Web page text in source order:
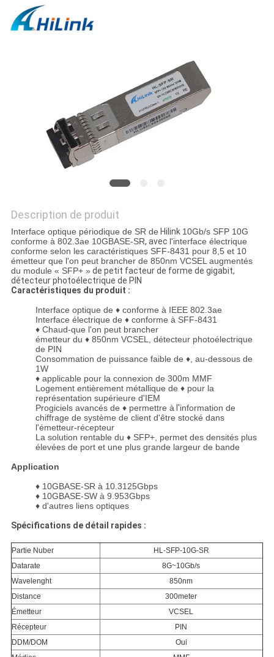
NOUS
AFFAIRES
UN DEVIS
PLAN
DU
SITE
POLITIQUE
CONFIDENTIALITÉ
Description de produit
Interface optique périodique de SR de Hilink 10Gb/s SFP 10G
conforme à 802.3ae 10GBASE-SR, avec l'interface électrique
conforme selon les caractéristiques SFF-8431 pour 8,5 et 10
émetteur que l'on peut brancher de 850nm VCSEL augmentés
du module « SFP+ »de petit facteur de forme de gigabit,
détecteur photoélectrique de PIN
Caractéristiques du produit :
Interface optique de ♦ conforme à IEEE 802.3ae
Interface électrique de ♦ conforme à SFF-8431
♦Chaud-que l'on peut brancher
émetteurdu ♦ 850nm VCSEL, détecteur photoélectrique
de PIN
Consommation de puissance faible de ♦, au-dessous de
1W
♦applicable pour la connexion de 300m MMF
Logemententièrement métallique de ♦ pour la
représentation supérieure d'IEM
Progicielsavancés de ♦ permettre àl'information de
chiffrage de système de client d'être stocké dans
l'émetteur-récepteur
La solution rentable du ♦ SFP+, permet des densités plus
élevées de port et une plus grande largeur de bande
Application
♦10GBASE-SR à 10.3125Gbps
♦10GBASE-SW à 9.953Gbps
♦d'autres liens optiques
Spécifications de détail rapides :
Partie Nuber
HL-SFP-10G-SR
Datarate
8G~10Gb/s
Wavelenght
850nm
Distance
300meter
Émetteur
VCSEL
Récepteur
PIN
DDM/DOM
Oui